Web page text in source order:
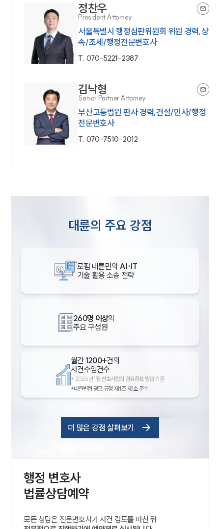
정찬우
President Attorney
서울특별시 행정심판위원회 위원 경력,상
속/조세/행정전문변호사
T. 070-5221-2387
김낙형
Senior Partner Attorney
부산고등법원 판사 경력,건설/민사/행정
전문변호사
T. 070-7510-2012
대륜의 주요 강점
로펌 대륜만의 AI·IT
기술 활용 소송 전략
260명 이상의
주요 구성원
월간1200+건의
사건수임건수
* 2026년 1월 변호사협회 경유증표 발급 기준
*대한변협 광고 규정 제4조 제1호 준수
더 많은 강점 살펴보기
행정 변호사
법률상담예약
모든 상담은 전문변호사가 사건 검토를 마친 뒤